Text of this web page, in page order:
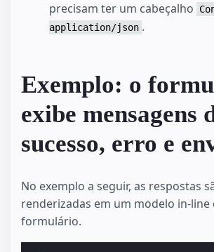
precisam ter um cabeçalho
application/json .
Exemplo: o
exibe mensagens
sucesso, erro e
No exemplo a seguir, as respostas
renderizadas em um modelo in-
formulário.